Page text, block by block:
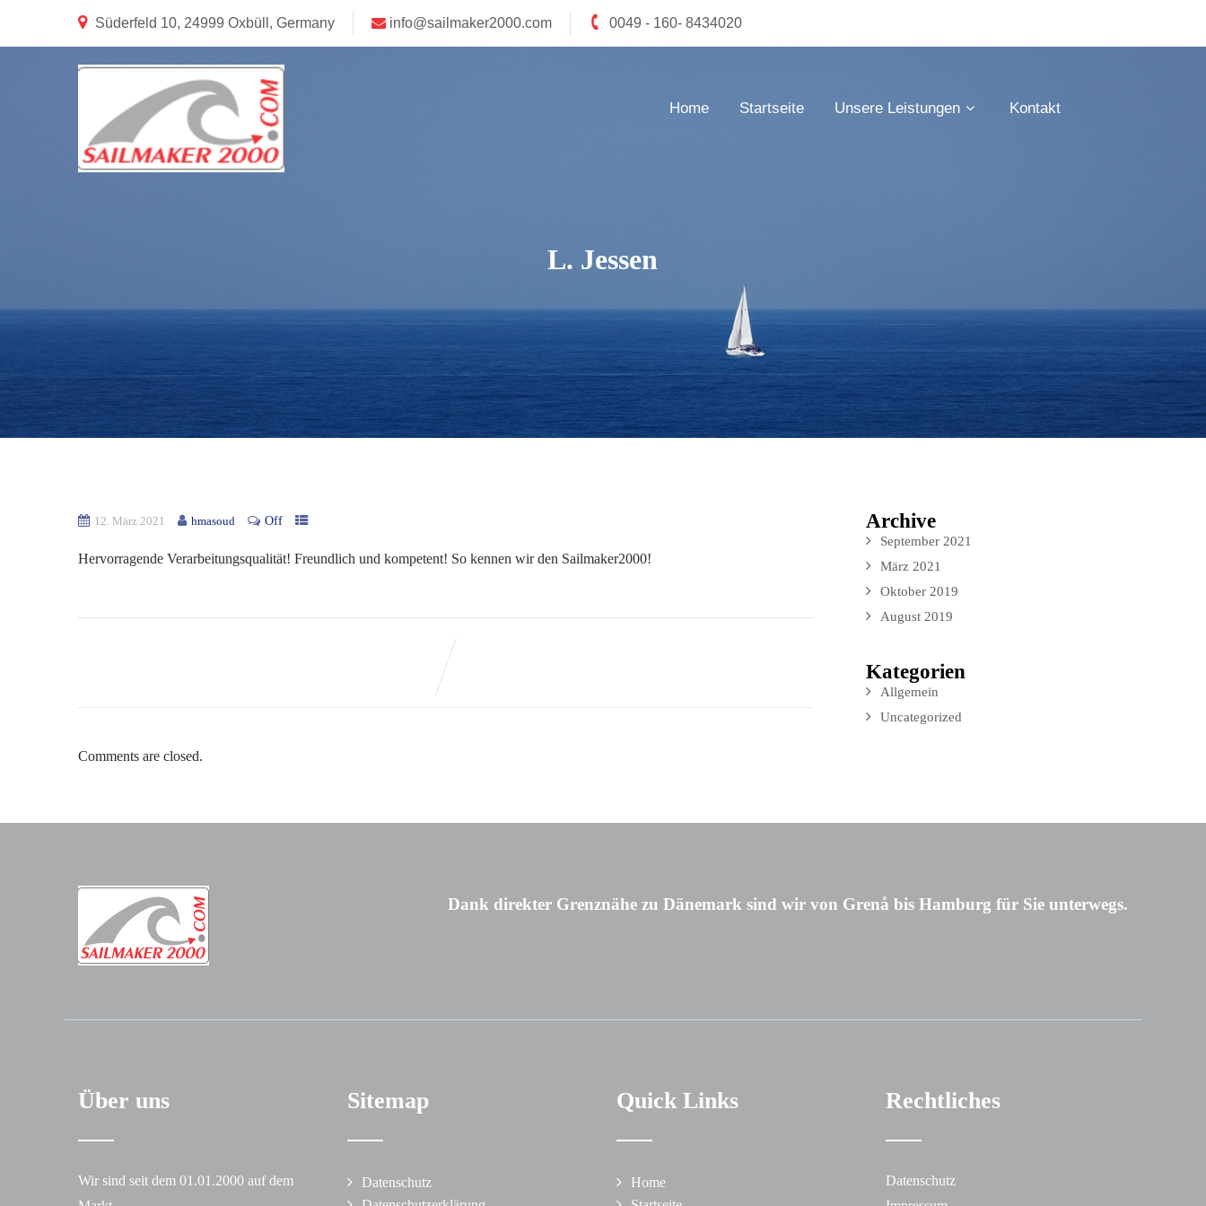
Süderfeld 10, 24999 Oxbüll, Germany info@sailmaker2000.com 0049 - 160- 8434020
Home Startseite Unsere Leistungen Kontakt
L. Jessen
12. März 2021 hmasoud Off
Hervorragende Verarbeitungsqualität! Freundlich und kompetent! So kennen wir den Sailmaker2000!
Comments are closed.
Archive
September 2021
März 2021
Oktober 2019
August 2019
Kategorien
Allgemein
Uncategorized
Dank direkter Grenznähe zu Dänemark sind wir von Grenå bis Hamburg für Sie unterwegs.
Über uns
Wir sind seit dem 01.01.2000 auf dem
Sitemap
Datenschutz
Quick Links
Home
Rechtliches
Datenschutz